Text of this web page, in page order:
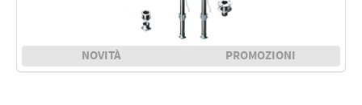
NOVITÀ PROMOZIONI